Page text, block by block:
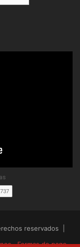
reservados |
Formas de pago